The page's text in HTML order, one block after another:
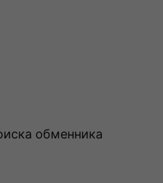
обменника